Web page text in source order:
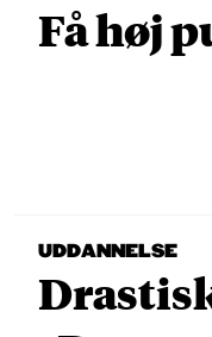
Få høj
UDDANNELSE